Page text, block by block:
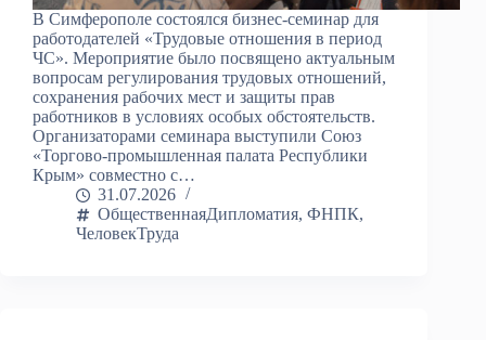
В Симферополе состоялся бизнес‑семинар для
работодателей «Трудовые отношения в период
ЧС». Мероприятие было посвящено актуальным
вопросам регулирования трудовых отношений,
сохранения рабочих мест и защиты прав
работников в условиях особых обстоятельств.
Организаторами семинара выступили Союз
«Торгово‑промышленная палата Республики
Крым» совместно с…
31.07.2026
ОбщественнаяДипломатия, ФНПК,
ЧеловекТруда